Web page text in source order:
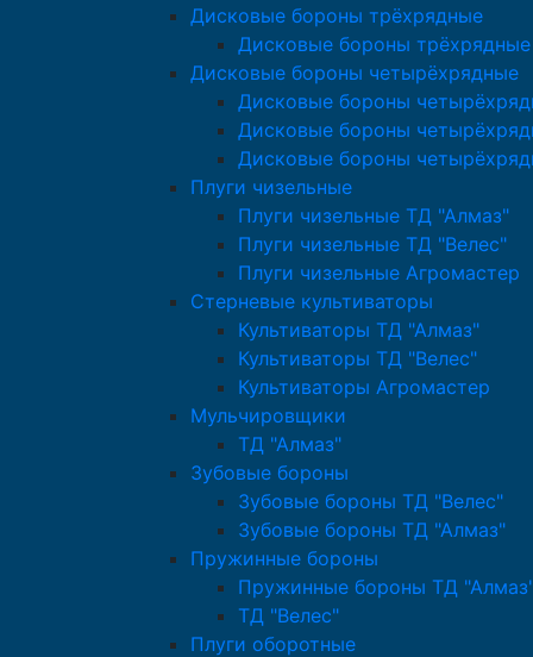
Дисковые бороны трёхрядные
Дисковые бороны
Дисковые бороны четырёхрядные
Дисковые бороны
Дисковые бороны
Дисковые бороны
Плуги чизельные
Плуги чизельные ТД "Алмаз"
Плуги чизельные ТД "Велес"
Плуги чизельные Агромастер
Стерневые культиваторы
Культиваторы ТД "Алмаз"
Культиваторы ТД "Велес"
Культиваторы Агромастер
Мульчировщики
ТД "Алмаз"
Зубовые бороны
Зубовые бороны ТД "Велес"
Зубовые бороны ТД "Алмаз"
Пружинные бороны
Пружинные бороны ТД
ТД "Велес"
Плуги оборотные